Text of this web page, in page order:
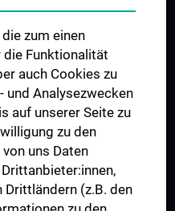
zum einen
Funktionalität
auch Cookies zu
und Analysezwecken
auf unserer Seite zu
zu den
uns Daten
Drittländern (z.B. den